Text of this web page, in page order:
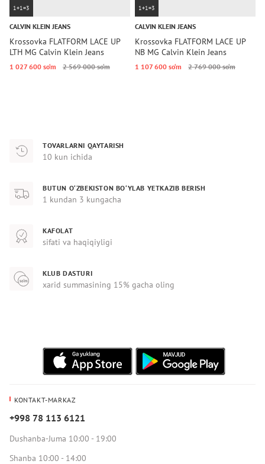
1+1=3
CALVIN KLEIN JEANS
Krossovka FLATFORM LACE UP
LTH MG Calvin Klein Jeans
1 027 600 so‘m 2 569 000 so‘m
1+1=3
CALVIN KLEIN JEANS
Krossovka FLATFORM LACE UP
NB MG Calvin Klein Jeans
1 107 600 so‘m 2 769 000 so‘m
TOVARLARNI QAYTARISH
10 kun ichida
BUTUN O‘ZBEKISTON BO‘YLAB YETKAZIB BERISH
1 kundan 3 kungacha
KAFOLAT
sifati va haqiqiyligi
KLUB DASTURI
xarid summasining 15% gacha oling
KONTAKT-MARKAZ
+998 78 113 6121
Dushanba-Juma 10:00 - 19:00
Shanba 10:00 - 14:00